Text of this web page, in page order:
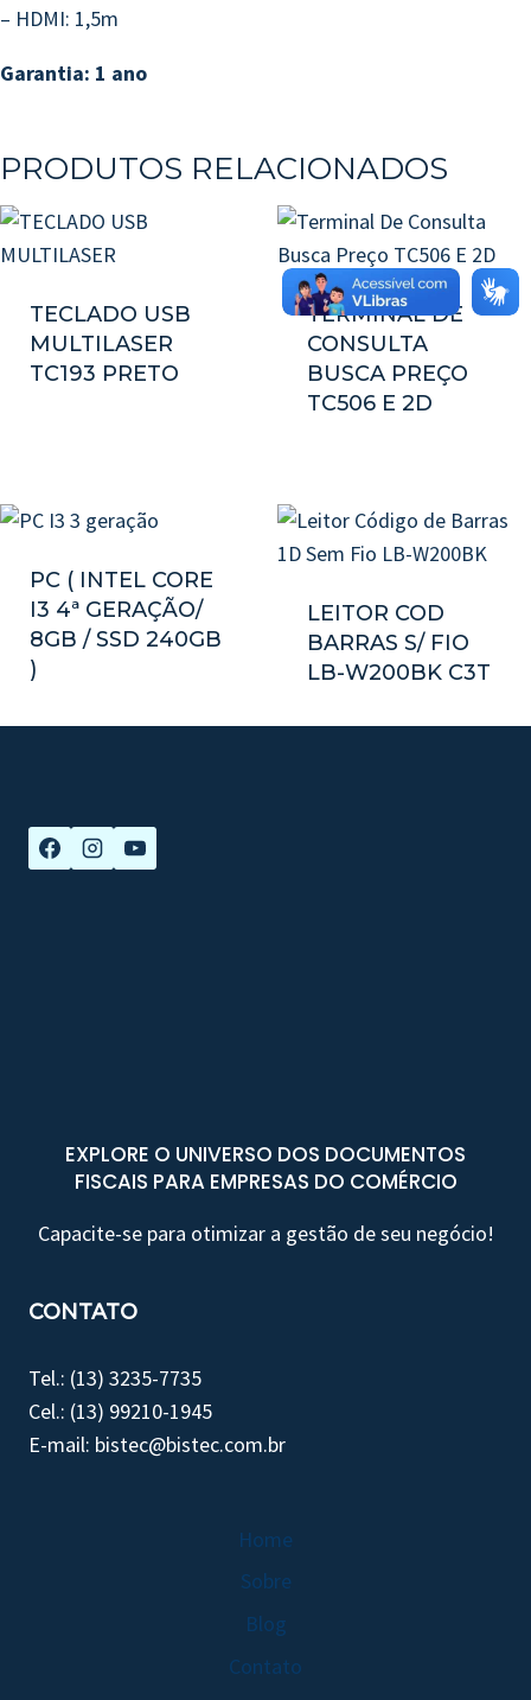
– HDMI: 1,5m
Garantia: 1 ano
PRODUTOS RELACIONADOS
TECLADO USB
MULTILASER
TC193 PRETO
TERMINAL DE
CONSULTA
BUSCA PREÇO
TC506 E 2D
PC ( INTEL CORE
I3 4ª GERAÇÃO/
8GB / SSD 240GB
)
LEITOR COD
BARRAS S/ FIO
LB-W200BK C3T
EXPLORE O UNIVERSO DOS DOCUMENTOS
FISCAIS PARA EMPRESAS DO COMÉRCIO
Capacite-se para otimizar a gestão de seu negócio!
CONTATO
Tel.: (13) 3235-7735
Cel.: (13) 99210-1945
E-mail: bistec@bistec.com.br
Home
Sobre
Blog
Contato